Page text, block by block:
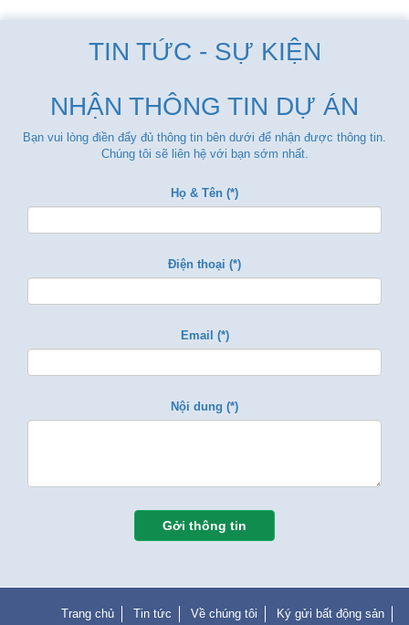
TIN TỨC - SỰ KIỆN
NHẬN THÔNG TIN DỰ ÁN
Bạn vui lòng điền đẩy đủ thông tin bên dưới để nhận được thông tin.
Chúng tôi sẽ liên hệ với bạn sớm nhất.
Họ & Tên (*)
Điện thoại (*)
Email (*)
Nội dung (*)
Gởi thông tin
Trang chủ Tin tức Về chúng tôi Ký gửi bất động sản